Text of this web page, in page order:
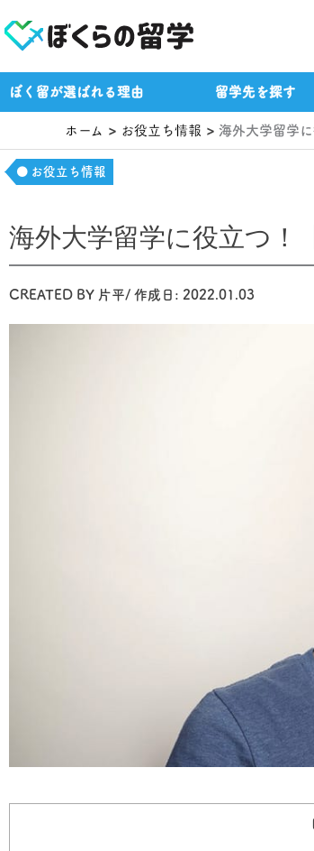
容
ス
キぼく留が選ばれる理由 留学先を探す
ホーム お役立ち情報 海外大学留学
お役立ち情報
海外大学留学に役立つ！
CREATED BY 片平/ 作成日: 2022.01.03